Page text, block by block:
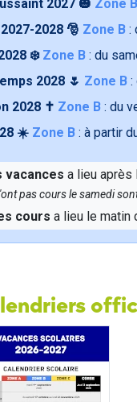
2027 🎃 Zone B
2028 🎅 Zone B:
❄️ Zone B: du
2028 🌷 Zone B:
2028 ✝️ Zone B: du
☀️ Zone B: à partir
vacances a lieu après
pas cours le samedi
cours a lieu le matin